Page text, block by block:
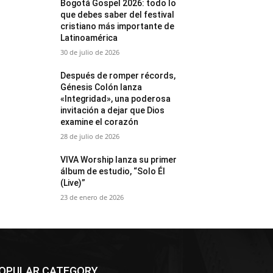
Bogotá Gospel 2026: todo lo
que debes saber del festival
cristiano más importante de
Latinoamérica
30 de julio de 2026
Después de romper récords,
Génesis Colón lanza
«Integridad», una poderosa
invitación a dejar que Dios
examine el corazón
28 de julio de 2026
VIVA Worship lanza su primer
álbum de estudio, “Solo Él
(Live)”
23 de enero de 2026